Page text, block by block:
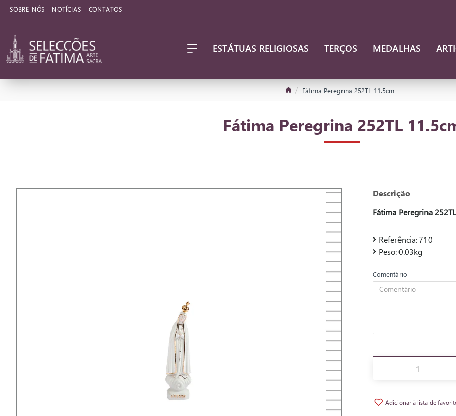
SOBRE NÓS NOTÍCIAS CONTATOS
ESTÁTUAS RELIGIOSAS TERÇOS MEDALHAS
Fátima Peregrina 252TL 11.5cm
Fátima Peregrina 252TL
Descrição
Fátima Peregrina 252TL
Referência:710
Peso:0.03kg
Comentário
Adicionar à lista de